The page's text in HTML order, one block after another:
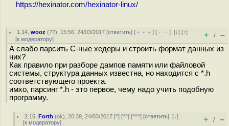
https://hexinator.com/hexinator-linux/
1.14 ,wooz (??), 15:56, 24/03/2017 [ответить] [ ﹢﹢﹢] [ · · ·][↓] [↑]
[к модератору] + / –
А слабо парсить C-ные хедеры и строить формат данных из
них?
Как правило при разборе дампов памяти или файловой
системы, структура данных известна, но находится с *.h
соответствующего проекта.
имхо, парсинг *.h - это первое, чему надо учить подобную
программу.
2.16 ,Forth (ok), 20:39, 24/03/2017 [^] [^^] [^^^] [ответить][↓]
[к модератору] + / –